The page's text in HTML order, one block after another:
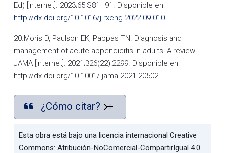
Ed) [Internet]. 2023;65:S81–91. Disponible en:
http://dx.doi.org/10.1016/j.rxeng.2022.09.010
20.Moris D, Paulson EK, Pappas TN. Diagnosis and
management of acute appendicitis in adults: A review.
JAMA [Internet]. 2021;326(22):2299. Disponible en:
http://dx.doi.org/10.1001/ jama.2021.20502
¿Cómo citar?
Esta obra está bajo una licencia internacional Creative
Commons: Atribución-NoComercial-CompartirIgual 4.0